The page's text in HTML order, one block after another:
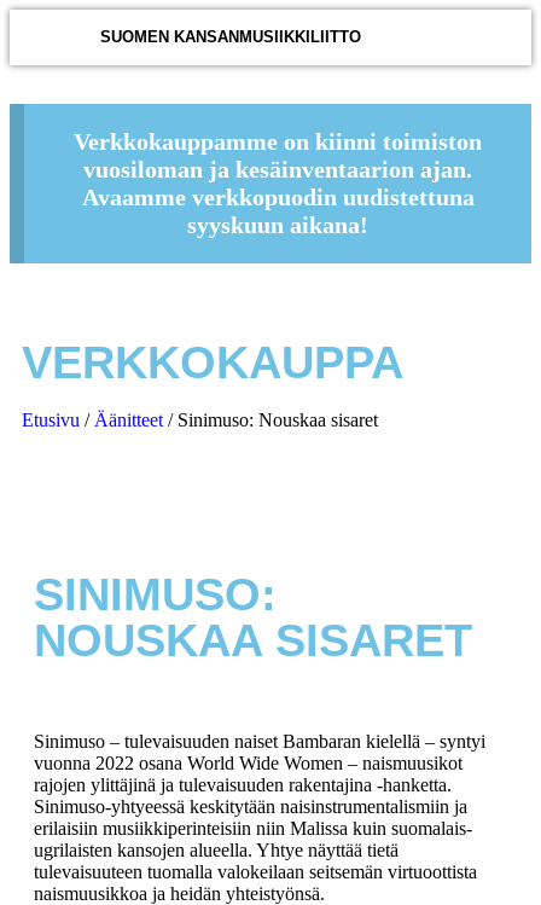
SUOMEN KANSANMUSIIKKILIITTO
Verkkokauppamme on kiinni toimiston
vuosiloman ja kesäinventaarion ajan.
Avaamme verkkopuodin uudistettuna
syyskuun aikana!
VERKKOKAUPPA
Etusivu / Äänitteet / Sinimuso: Nouskaa sisaret
SINIMUSO:
NOUSKAA SISARET
Sinimuso – tulevaisuuden naiset Bambaran kielellä – syntyi
vuonna 2022 osana World Wide Women – naismuusikot
rajojen ylittäjinä ja tulevaisuuden rakentajina -hanketta.
Sinimuso-yhtyeessä keskitytään naisinstrumentalismiin ja
erilaisiin musiikkiperinteisiin niin Malissa kuin suomalais-
ugrilaisten kansojen alueella. Yhtye näyttää tietä
tulevaisuuteen tuomalla valokeilaan seitsemän virtuoottista
naismuusikkoa ja heidän yhteistyönsä.